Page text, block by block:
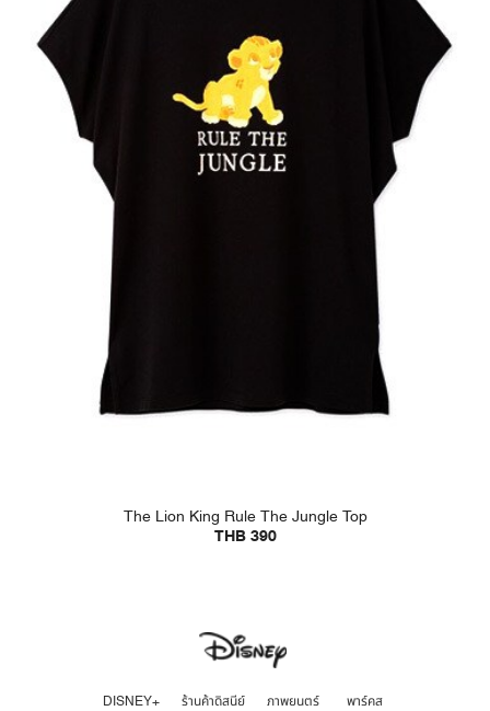
The Lion King Rule The Jungle Top
THB 390
DISNEY+ ร้านค้าดิสนีย์ ภาพยนตร์ พาร์คส